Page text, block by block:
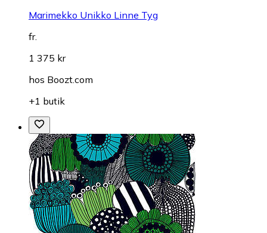
Marimekko Unikko Linne Tyg
fr.
1 375 kr
hos Boozt.com
+1 butik